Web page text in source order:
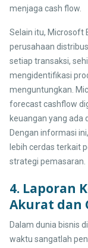
menjaga cash flow.
Selain itu, Microsoft
perusahaan
setiap transaksi,
mengidentifikasi
menguntungkan.
forecast cashflow
keuangan yang ada
Dengan informasi
lebih cerdas terkait
strategi pemasaran.
4. Laporan
Akurat dan
Dalam dunia bisnis
waktu sangatlah